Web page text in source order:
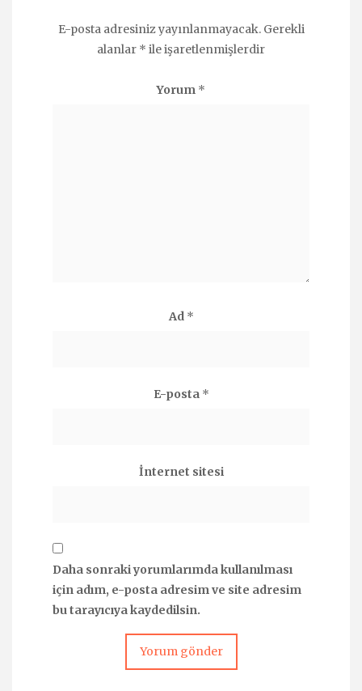
E-posta adresiniz yayınlanmayacak. Gerekli
alanlar * ile işaretlenmişlerdir
Yorum *
Ad *
E-posta *
İnternet sitesi
Daha sonraki yorumlarımda kullanılması
için adım, e-posta adresim ve site adresim
bu tarayıcıya kaydedilsin.